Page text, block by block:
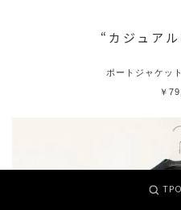
“カジュア
ポートジャケッ
￥